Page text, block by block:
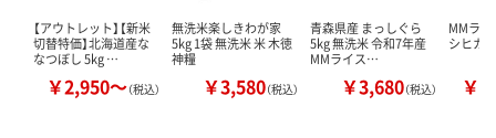
【アウトレット】【新米
切替特価】北海道産な
なつぼし 5kg …
￥2,950～（税込）
無洗米楽しきわが家
5kg 1袋 無洗米 米 木徳
神糧
￥3,580（税込）
青森県産 まっしぐら
5kg 無洗米 令和7年産
MMライス…
￥3,680（税込）
MMラ
シヒカリ
￥